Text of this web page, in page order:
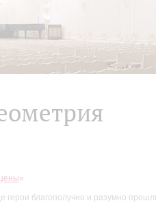
»
герои благополучно и разумно